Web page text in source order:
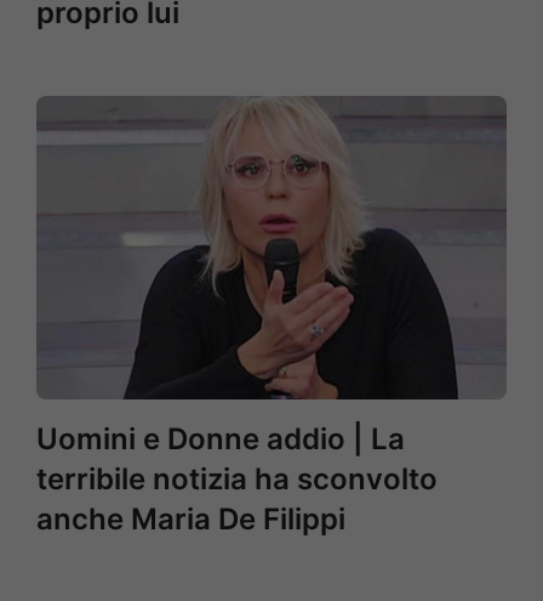
proprio lui
Uomini e Donne addio | La
terribile notizia ha sconvolto
anche Maria De Filippi